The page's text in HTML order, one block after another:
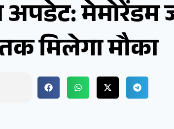
मेमोरेंडम
मिलेगा मौका